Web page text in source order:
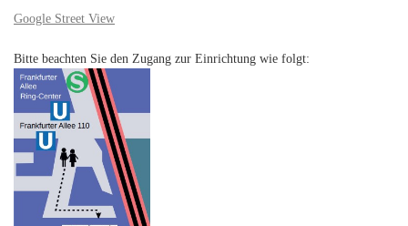
Google Street View
Bitte beachten Sie den Zugang zur Einrichtung wie folgt: